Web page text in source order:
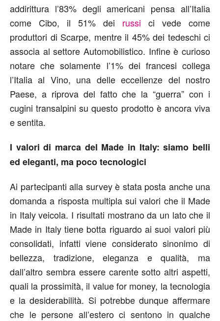
addirittura l’83% degli americani pensa all’Italia
come Cibo, il 51% dei russi ci vede come
produttori di Scarpe, mentre il 45% dei tedeschi ci
associa al settore Automobilistico. Infine è curioso
notare che solamente l’1% dei francesi collega
l’Italia al Vino, una delle eccellenze del nostro
Paese, a riprova del fatto che la “guerra” con i
cugini transalpini su questo prodotto è ancora viva
e sentita.
I valori di marca del Made in Italy: siamo belli
ed eleganti, ma poco tecnologici
Ai partecipanti alla survey è stata posta anche una
domanda a risposta multipla sui valori che il Made
in Italy veicola. I risultati mostrano da un lato che il
Made in Italy tiene botta riguardo ai suoi valori più
consolidati, infatti viene considerato sinonimo di
bellezza, tradizione, eleganza e qualità, ma
dall’altro sembra essere carente sotto altri aspetti,
quali la prossimità, il value for money, la tecnologia
e la desiderabilità. Si potrebbe dunque affermare
che le persone all’estero ci sentono in qualche